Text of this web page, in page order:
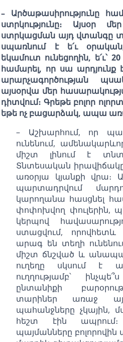
– Արծաթասիրությունը
ստրկությունը։ Այսօր
ստրկացման այդ վտանգը
սպառնում է ե՛ւ
եկամուտ ունեցողին, ե՛ւ՝
համարել, որ սա արդյունք
արարչագործության
այսօրվա մեր
դիտվում։ Գրեթե բոլոր
եթե ոչ բացարձակ, ապա
– Աշխարհում, որ
ունենում,
միշտ լինում է
Տնտեսական
առօրյա կյանքի վրա։
պարտադրվում
կարողանա հասցնել
փոփոխվող փուլերին,
կերպով
ստացվում,
արագ են տեղի
միշտ ճնշված և
ուղեղը սկսում է
ուղղությամբ՝
ընտանիքի
տարիներ առաջ
պահանջները չկային,
հեշտ էին
պայմանները